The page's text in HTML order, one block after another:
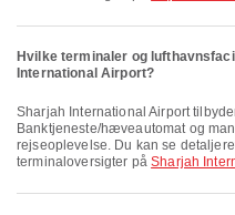
Hvilke terminaler og
International Airport?
Sharjah International Airport tilbyder Biludlejning, Parkeringspladser,
Banktjeneste/hæveautomat og
rejseoplevelse. Du kan se
terminaloversigter påSharjah